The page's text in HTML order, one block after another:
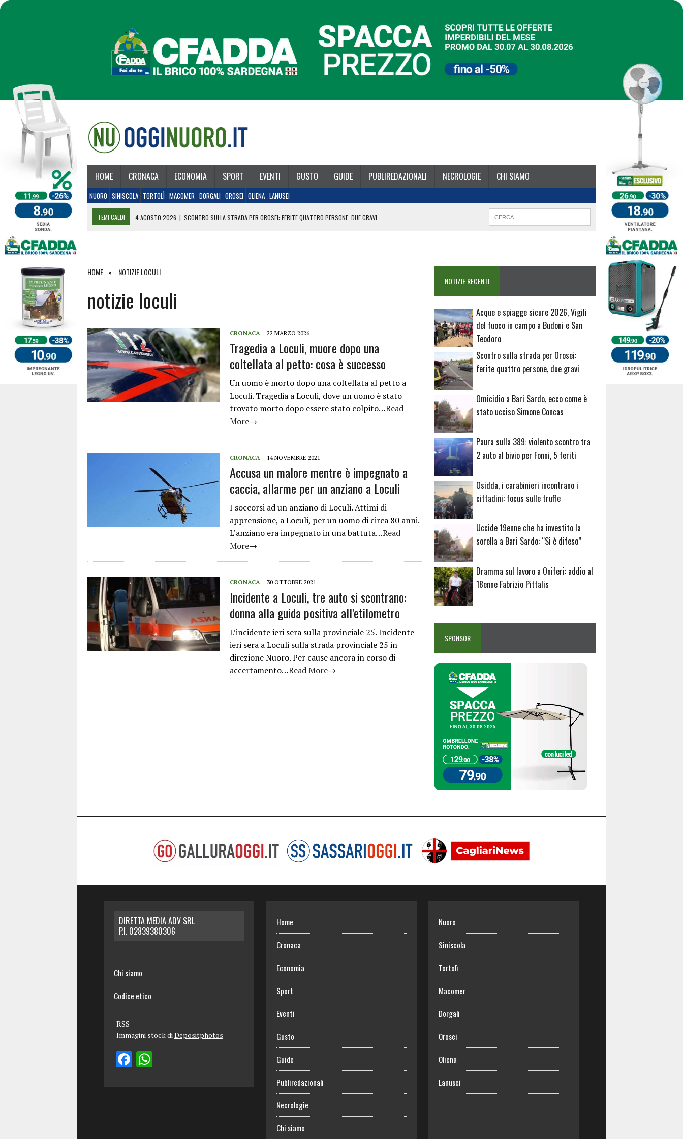
HOME CRONACA ECONOMIA SPORT EVENTI GUSTO GUIDE PUBLIREDAZIONALI NECROLOGIE CHI SIAMO
NUORO SINISCOLA TORTOLÌ MACOMER DORGALI OROSEI OLIENA LANUSEI
TEMI CALDI 4 AGOSTO 2026 | SCONTRO SULLA STRADA PER OROSEI: FERITE QUATTRO PERSONE, DUE GRAVI
25 LUGLIO 2026 | OSIDDA, I CARABINIERI INCONTRANO I CITTADINI: FOCUS SULLE TRUFFE
HOME NOTIZIE LOCULI
notizie loculi
CRONACA 22 MARZO 2026
Tragedia a Loculi, muore dopo una
coltellata al petto: cosa è successo
Un uomo è morto dopo una coltellata al petto a
Loculi. Tragedia a Loculi, dove un uomo è stato
trovato morto dopo essere stato colpito…Read
More→
CRONACA 14 NOVEMBRE 2021
Accusa un malore mentre è impegnato a
caccia, allarme per un anziano a Loculi
I soccorsi ad un anziano di Loculi. Attimi di
apprensione, a Loculi, per un uomo di circa 80 anni.
L’anziano era impegnato in una battuta…Read
More→
CRONACA 30 OTTOBRE 2021
Incidente a Loculi, tre auto si scontrano:
donna alla guida positiva all’etilometro
L’incidente ieri sera sulla provinciale 25. Incidente
ieri sera a Loculi sulla strada provinciale 25 in
direzione Nuoro. Per cause ancora in corso di
accertamento…Read More→
NOTIZIE RECENTI
Acque e spiagge sicure 2026, Vigili
del fuoco in campo a Budoni e San
Teodoro
Scontro sulla strada per Orosei:
ferite quattro persone, due gravi
Omicidio a Bari Sardo, ecco come è
stato ucciso Simone Concas
Paura sulla 389: violento scontro tra
2 auto al bivio per Fonni, 5 feriti
Osidda, i carabinieri incontrano i
cittadini: focus sulle truffe
Uccide 19enne che ha investito la
sorella a Bari Sardo: “Si è difeso”
Dramma sul lavoro a Oniferi: addio al
18enne Fabrizio Pittalis
SPONSOR
DIRETTA MEDIA ADV SRL
P.I. 02839380306
Chi siamo
Codice etico
RSS
Immagini stock diDepositphotos
Home
Cronaca
Economia
Sport
Eventi
Gusto
Guide
Publiredazionali
Necrologie
Chi siamo
Nuoro
Siniscola
Tortolì
Macomer
Dorgali
Orosei
Oliena
Lanusei